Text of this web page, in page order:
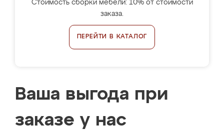
Стоимость сборки мебели: 10% от стоимости
заказа.
ПЕРЕЙТИ В КАТАЛОГ
Ваша выгода при
заказе у нас